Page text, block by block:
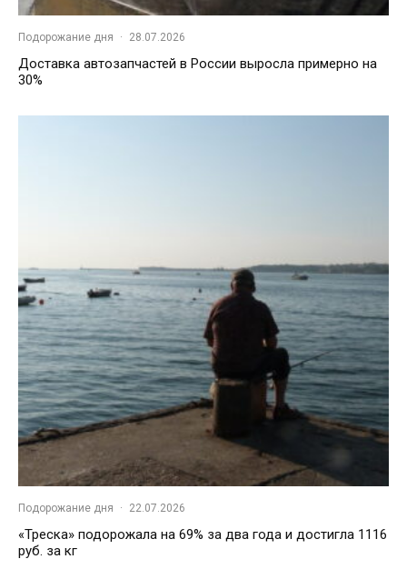
Подорожание дня · 28.07.2026
Доставка автозапчастей в России выросла примерно на
30%
Подорожание дня · 22.07.2026
«Треска» подорожала на 69% за два года и достигла 1116
руб. за кг